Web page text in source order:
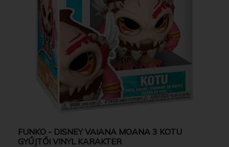
FUNKO - DISNEY VAIANA MOANA 3 KOTU
GYŰJTŐI VINYL KARAKTER